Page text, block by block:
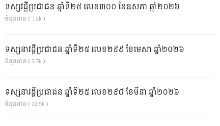
ទស្សវដ្តីប្រជាជន ឆ្នាំទី២៥ លេខ៣០០ ខែឧសភា ឆ្នាំ២០២៦
ចំនួនអាន ( 7.5k )
ទស្សនាវដ្ដីប្រជាជន ឆ្នាំទី២៥ លេខ២៩៩ ខែមេសា ឆ្នាំ២០២៦
ចំនួនអាន ( 5.7k )
ទស្សនាវដ្ដីប្រជាជន ឆ្នាំទី២៥ លេខ២៩៨ ខែមីនា ឆ្នាំ២០២៦
ចំនួនអាន ( 10.5k )